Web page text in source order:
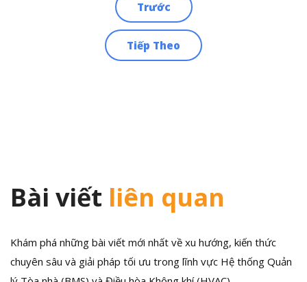
Trước
Tiếp Theo
Bài viết liên quan
Khám phá những bài viết mới nhất về xu hướng, kiến thức
chuyên sâu và giải pháp tối ưu trong lĩnh vực Hệ thống Quản